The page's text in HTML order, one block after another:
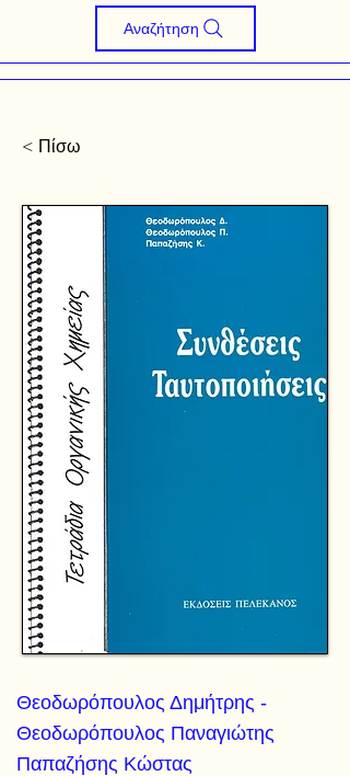
Αναζήτηση
< Πίσω
Θεοδωρόπουλος Δημήτρης -
Θεοδωρόπουλος Παναγιώτης
Παπαζήσης Κώστας